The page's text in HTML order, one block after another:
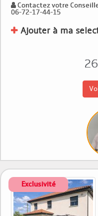
Contactez votre
06-72-17-44-15
Ajouter à ma